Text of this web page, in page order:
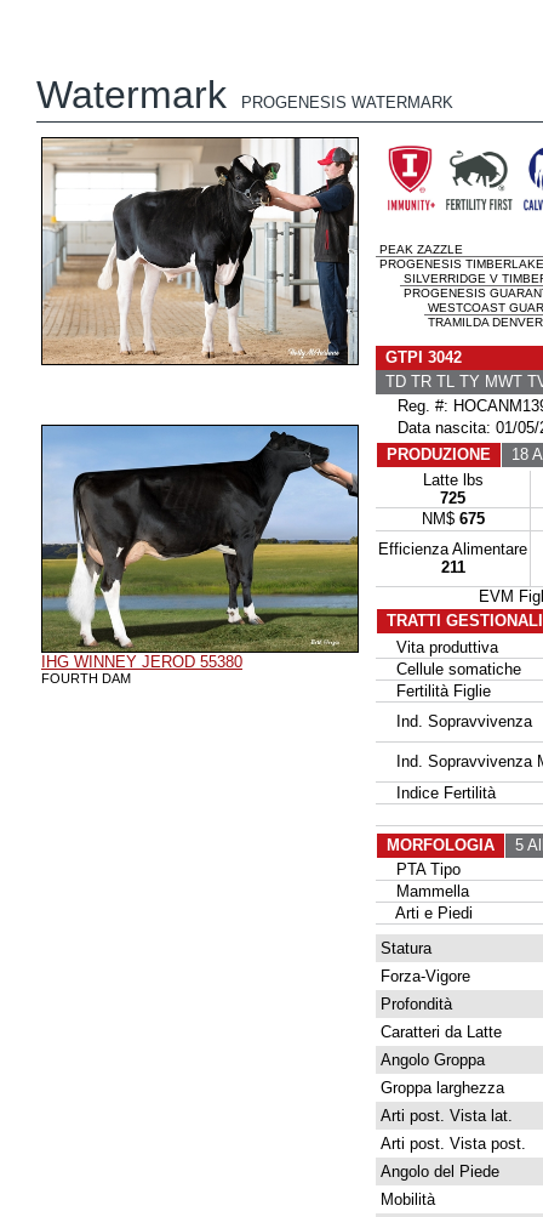
Watermark PROGENESIS WATERMARK
IHG WINNEY JEROD 55380
FOURTH DAM
PEAK ZAZZLE
PROGENESIS
SILVERRIDGE V
PROGENESIS
WESTCOAST
TRAMILDA
GTPI 3042
TD TR TL TY MWT
Reg. #:
Data nascita: 01/05/
PRODUZIONE
18
Latte lbs
725
NM$ 675
Efficienza Alimentare
211
EVM
TRATTI
Vita produttiva
Cellule somatiche
Fertilità Figlie
Ind. Sopravvivenza
Ind. Sopravvivenza
Indice Fertilità
MORFOLOGIA
5
PTA Tipo
Mammella
Arti e Piedi
Statura
Forza-Vigore
Profondità
Caratteri da Latte
Angolo Groppa
Groppa larghezza
Arti post. Vista lat.
Arti post. Vista post.
Angolo del Piede
Mobilità